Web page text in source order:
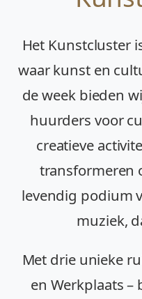
Het Kunstcluster
waar kunst en
de week bieden
huurders voor
creatieve
transformeren
levendig podium
muziek,
Met drie unieke
en Werkplaats –